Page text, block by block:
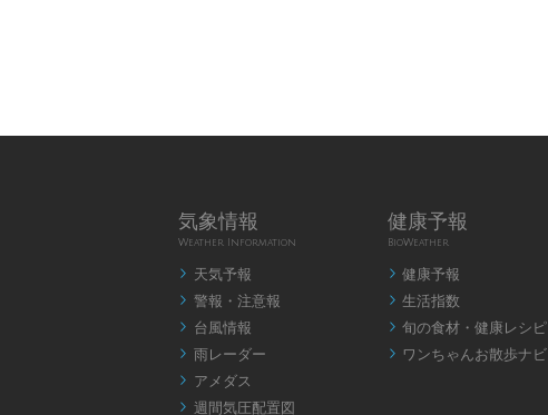
気象情報
Weather Information
 天気予報
 警報・注意報
 台風情報
 雨レーダー
 アメダス
 週間気圧配置図
健康予報
BioWeather
 健康予報
 生活指数
 旬の食材・健康レシピ
 ワンちゃんお散歩ナビ